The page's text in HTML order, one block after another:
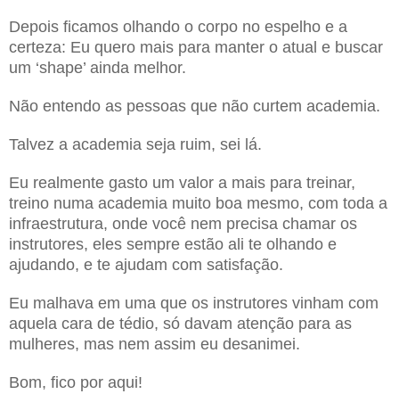
Depois ficamos olhando o corpo no espelho e a
certeza: Eu quero mais para manter o atual e buscar
um ‘shape’ ainda melhor.
Não entendo as pessoas que não curtem academia.
Talvez a academia seja ruim, sei lá.
Eu realmente gasto um valor a mais para treinar,
treino numa academia muito boa mesmo, com toda a
infraestrutura, onde você nem precisa chamar os
instrutores, eles sempre estão ali te olhando e
ajudando, e te ajudam com satisfação.
Eu malhava em uma que os instrutores vinham com
aquela cara de tédio, só davam atenção para as
mulheres, mas nem assim eu desanimei.
Bom, fico por aqui!